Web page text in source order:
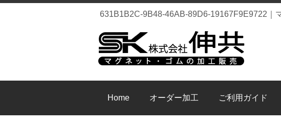
631B1B2C-9B48-46AB-89D6-19167F9E9722
Home オーダー加工 ご利用ガイド